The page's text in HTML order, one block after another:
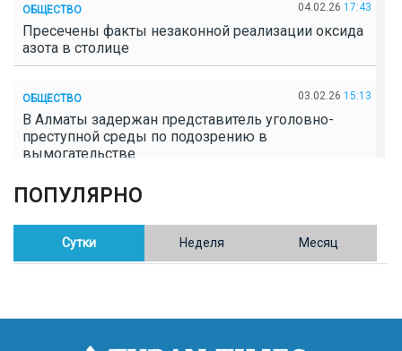
ОБЩЕСТВО 04.02.26 17:43
Пресечены факты незаконной реализации оксида
азота в столице
ОБЩЕСТВО 03.02.26 15:13
В Алматы задержан представитель уголовно-
преступной среды по подозрению в
вымогательстве
ОБЩЕСТВО
Полицейские пресекли незаконное выращивание
конопли в Таразе
Казахстан возглавил Договор о зоне, свободной от
ПОПУЛЯРНО
Сутки Неделя Месяц